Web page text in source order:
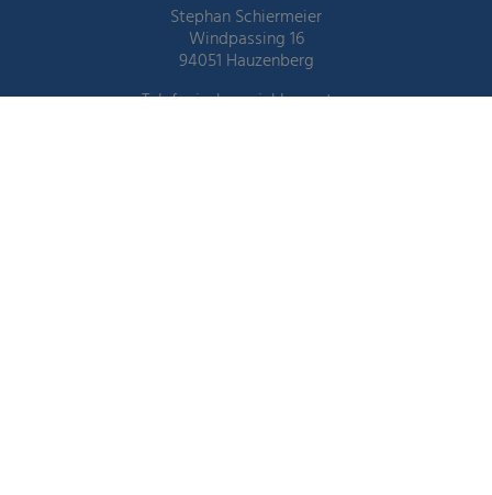
Stephan Schiermeier
Windpassing 16
94051 Hauzenberg
Telefonisch erreichbar unter: